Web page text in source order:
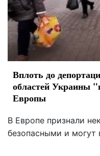
Вплоть до
областей Украины
Европы
В Европе признали
безопасными и могут